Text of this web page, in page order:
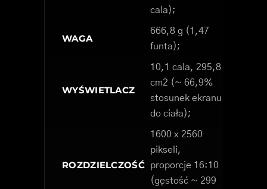
cala);
WAGA
666,8 g (1,47
funta);
WYŚWIETLACZ
10,1 cala, 295,8
cm2 (~ 66,9%
stosunek ekranu
do ciała);
ROZDZIELCZOŚĆ
1600 x 2560
pikseli,
proporcje 16:10
(gęstość ~ 299